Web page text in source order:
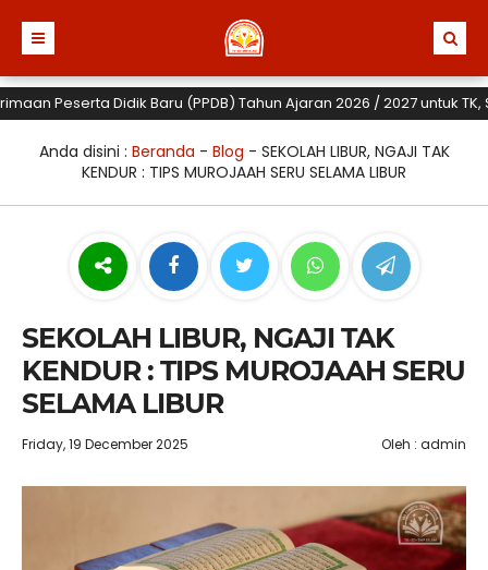
Peserta Didik Baru (PPDB) Tahun Ajaran 2026 / 2027 untuk TK,
Anda disini : Beranda - Blog - SEKOLAH LIBUR, NGAJI TAK
KENDUR : TIPS MUROJAAH SERU SELAMA LIBUR
SEKOLAH LIBUR, NGAJI TAK
KENDUR : TIPS MUROJAAH SERU
SELAMA LIBUR
Friday, 19 December 2025 Oleh : admin